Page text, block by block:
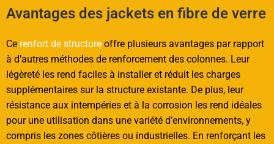
Avantages des jackets en fibre de verre
Ce renfort de structure offre plusieurs avantages par rapport
à d’autres méthodes de renforcement des colonnes. Leur
légèreté les rend faciles à installer et réduit les charges
supplémentaires sur la structure existante. De plus, leur
résistance aux intempéries et à la corrosion les rend idéales
pour une utilisation dans une variété d’environnements, y
compris les zones côtières ou industrielles. En renforçant les